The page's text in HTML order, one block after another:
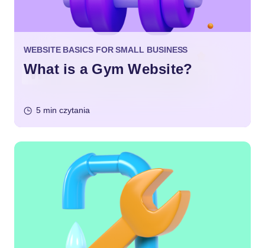
WEBSITE BASICS FOR SMALL BUSINESS
What is a Gym Website?
5 min czytania